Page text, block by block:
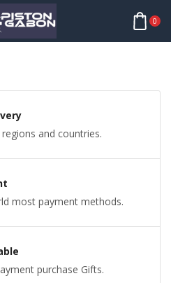
0
and countries.
most payment methods.
purchase Gifts.